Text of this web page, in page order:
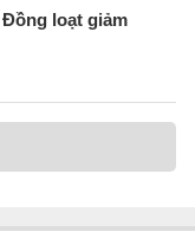
Đồng loạt giảm